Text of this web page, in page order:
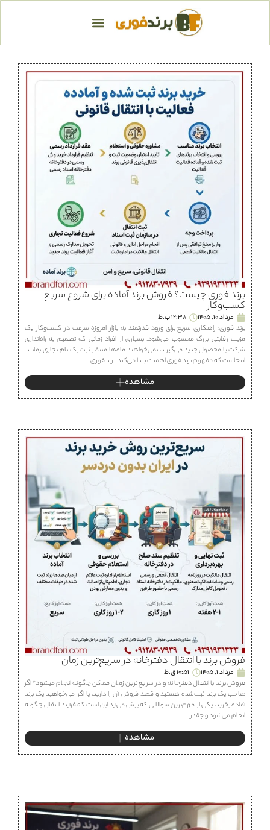
برند فوری چیست؟ فروش برند آماده برای شروع سریع
کسب‌وکار
مرداد 10, 1405
12:38 ب.ظ
برند فوری؛ راهکاری سریع برای ورود قدرتمند به بازار امروزه سرعت در کسب‌وکار یک
مزیت رقابتی بزرگ محسوب می‌شود. بسیاری از افراد زمانی که تصمیم به راه‌اندازی
شرکت یا محصول جدید می‌گیرند، نمی‌خواهند ماه‌ها منتظر ثبت یک نام تجاری بمانند.
اینجاست که مفهوم برند فوری اهمیت پیدا می‌کند. برند فوری
مشاهده
فروش برند با انتقال دفترخانه در سریع‌ترین زمان
مرداد 1, 1405
10:51 ق.ظ
فروش برند با انتقال دفترخانه و در سریع ترین زمان ممکن چگونه انجام میشود؟ اگر
صاحب یک برند ثبت‌شده هستید و قصد فروش آن را دارید، یا اگر می‌خواهید یک برند
آماده بخرید، یکی از مهم‌ترین سوالاتی که پیش می‌آید این است که فرآیند انتقال چگونه
انجام می‌شود و چقدر
مشاهده